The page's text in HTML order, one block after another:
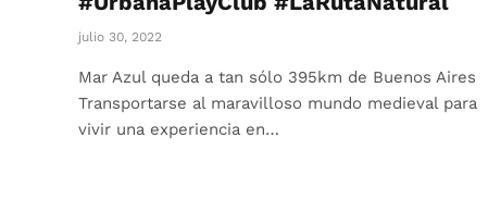
julio 30, 2022
Mar Azul queda a tan sólo 395km de Buenos Aires
Transportarse al maravilloso mundo medieval para
vivir una experiencia en…